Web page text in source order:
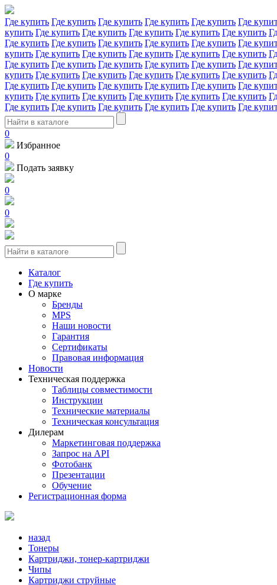
Где купить Где купить Где купить Где купить Где купить Где
купить Где купить Где купить Где купить Где купить Где купить
Где купить Где купить Где купить Где купить Где купить Где
купить Где купить Где купить Где купить Где купить Где купить
Где купить Где купить Где купить Где купить Где купить Где
купить Где купить Где купить Где купить Где купить Где купить
Где купить Где купить Где купить Где купить Где купить Где
купить Где купить Где купить Где купить Где купить Где купить
Где купить Где купить Где купить Где купить Где купить Где
0
Избранное
0
Подать заявку
0
0
Каталог
Где купить
О марке
Бренды
MPS
Наши новости
Гарантия
Сертификаты
Правовая информация
Новости
Техническая поддержка
Таблицы совместимости
Инструкции
Технические материалы
Техническая консультация
Дилерам
Маркетинговая поддержка
Запрос на API
Фотобанк
Презентации
Обучение
Регистрационная форма
назад
Тонеры
Картриджи, тонер-картриджи
Чипы
Картриджи струйные